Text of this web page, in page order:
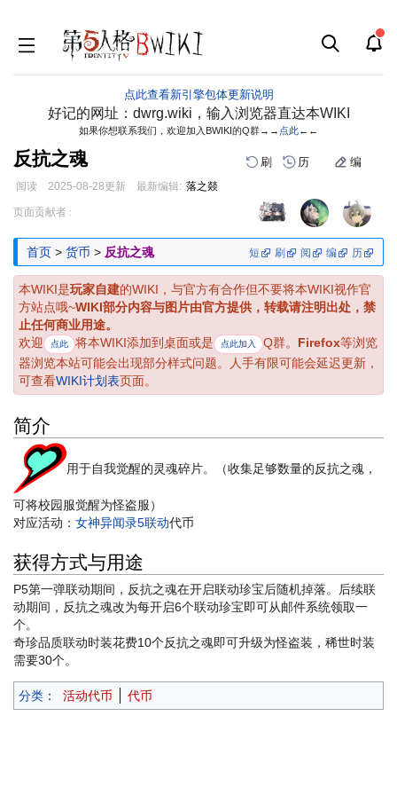
点此查看新引擎包体更新说明
好记的网址：dwrg.wiki，输入浏览器直达本WIKI
如果你想联系我们，欢迎加入BWIKI的Q群→→ 点此←←
反抗之魂 刷 历 编
阅读 2025-08-28更新 最新编辑: 落之燚
跳
导
跳
搜
页面贡献者 :
首页 > 货币 > 反抗之魂 短 刷 阅 编 历
本WIKI是玩家自建的WIKI，与官方有合作但不要将本WIKI视作官
方站点哦~WIKI部分内容与图片由官方提供，转载请注明出处，禁
止任何商业用途。
欢迎
点此 将本WIKI添加到桌面或是 点此加入 Q群。 Firefox等浏览
器浏览本站可能会出现部分样式问题。人手有限可能会延迟更新，
可查看WIKI计划表页面。
简介
用于自我觉醒的灵魂碎片。（收集足够数量的反抗之魂，
可将校园服觉醒为怪盗服）
对应活动： 女神异闻录5联动代币
获得方式与用途
P5第一弹联动期间，反抗之魂在开启联动珍宝后随机掉落。后续联
动期间，反抗之魂改为每开启6个联动珍宝即可从邮件系统领取一
个。
奇珍品质联动时装花费10个反抗之魂即可升级为怪盗装，稀世时装
需要30个。
分类 ： 活动代币 代币